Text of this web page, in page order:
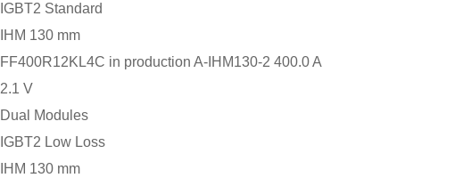
IGBT2 Standard
IHM 130 mm
FF400R12KL4C in production A-IHM130-2 400.0 A
2.1 V
Dual Modules
IGBT2 Low Loss
IHM 130 mm